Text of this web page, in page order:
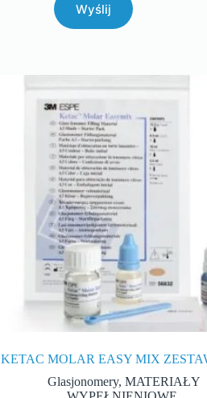
Wyślij
KETAC MOLAR EASY MIX
Glasjonomery, MATERIAŁY